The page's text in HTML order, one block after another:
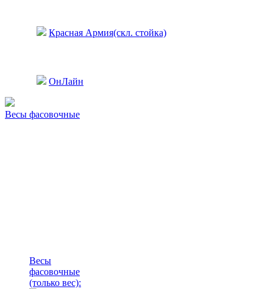
Красная Армия(скл. стойка)
ОнЛайн
Весы фасовочные
Весы
фасовочные
(только вес):